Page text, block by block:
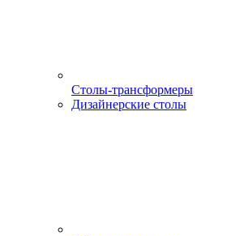
Столы-трансформеры
Дизайнерские столы